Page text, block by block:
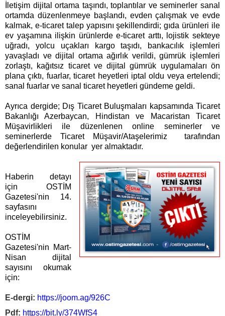
İletişim dijital ortama taşındı, toplantılar ve seminerler sanal
ortamda düzenlenmeye başlandı, evden çalışmak ve evde
kalmak, e-ticaret talep yapısını şekillendirdi; gıda ürünleri ile
ev yaşamına ilişkin ürünlerde e-ticaret arttı, lojistik sekteye
uğradı, yolcu uçakları kargo taşıdı, bankacılık işlemleri
yavaşladı ve dijital ortama ağırlık verildi, gümrük işlemleri
zorlaştı, kağıtsız ticaret ve dijital gümrük uygulamaları ön
plana çıktı, fuarlar, ticaret heyetleri iptal oldu veya ertelendi;
sanal fuarlar ve sanal ticaret heyetleri gündeme geldi.
Ayrıca dergide; Dış Ticaret Buluşmaları kapsamında Ticaret
Bakanlığı Azerbaycan, Hindistan ve Macaristan Ticaret
Müşavirlikleri ile düzenlenen online seminerler ve
seminerlerde Ticaret Müşavir/Ataşelerimiz tarafından
değerlendirilen konular yer almaktadır.
Haberin detayı
için OSTİM
Gazetesi'nin 14.
sayfasını
inceleyebilirsiniz.
OSTİM
Gazetesi'nin Mart-
Nisan dijital
sayısını okumak
için:
E-dergi: https://joom.ag/926C
Pdf: https://bit.ly/374WfS4